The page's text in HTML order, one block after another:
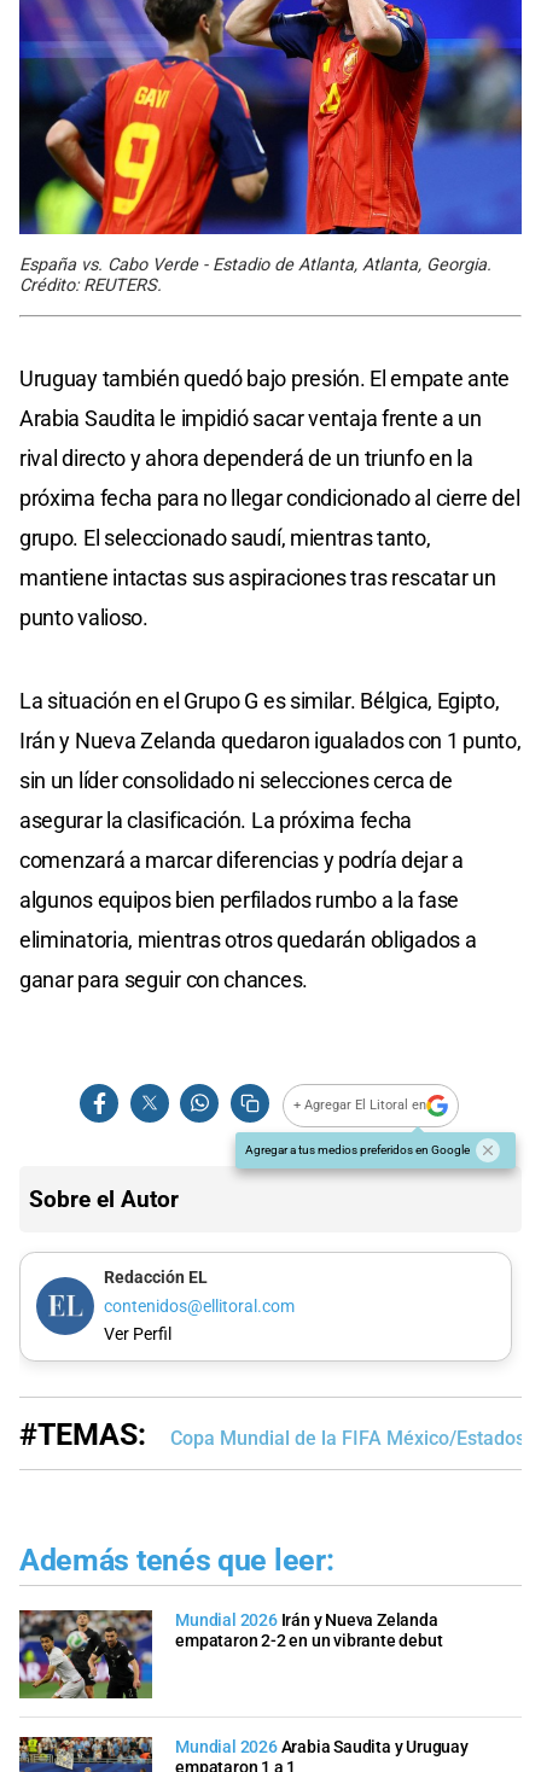
España vs. Cabo Verde - Estadio de Atlanta, Atlanta, Georgia.
Crédito: REUTERS.
Uruguay también quedó bajo presión. El empate ante
Arabia Saudita le impidió sacar ventaja frente a un
rival directo y ahora dependerá de un triunfo en la
próxima fecha para no llegar condicionado al cierre del
grupo. El seleccionado saudí, mientras tanto,
mantiene intactas sus aspiraciones tras rescatar un
punto valioso.
La situación en el Grupo G es similar. Bélgica, Egipto,
Irán y Nueva Zelanda quedaron igualados con 1 punto,
sin un líder consolidado ni selecciones cerca de
asegurar la clasificación. La próxima fecha
comenzará a marcar diferencias y podría dejar a
algunos equipos bien perfilados rumbo a la fase
eliminatoria, mientras otros quedarán obligados a
ganar para seguir con chances.
+ Agregar El Litoral en
Agregar a tus medios preferidos en Google
Sobre el Autor
Redacción EL
contenidos@ellitoral.com
Ver Perfil
#TEMAS: Copa Mundial de la FIFA México/Estados
Además tenés que leer:
Mundial 2026 Irán y Nueva Zelanda
empataron 2-2 en un vibrante debut
Mundial 2026Arabia Saudita y Uruguay